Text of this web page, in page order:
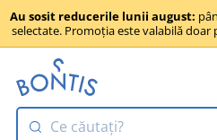
Au sosit reducerile lunii august:
selectate. Promoția este valabilă doar